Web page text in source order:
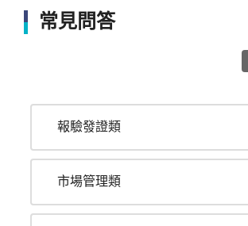
常見問答
報驗發證類
市場管理類